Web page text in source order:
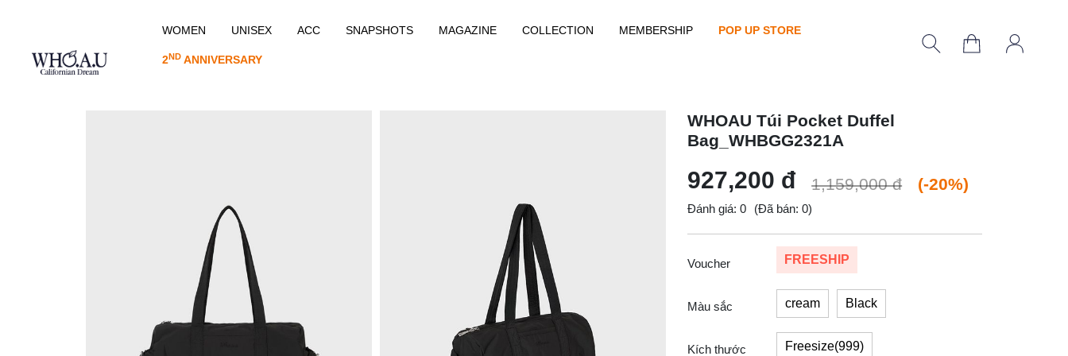
WOMEN UNISEX ACC SNAPSHOTS MAGAZINE COLLECTION MEMBERSHIP POP UP STORE
2NDANNIVERSARY
WHOAU Túi Pocket Duffel
Bag_WHBGG2321A
927,200 đ 1,159,000 đ (-20%)
Đánh giá: 0 (Đã bán: 0)
Voucher FREESHIP
Màu sắc cream Black
Kích thước Freesize(999)